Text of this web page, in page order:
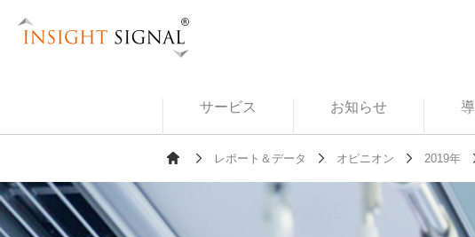
サービス お知らせ
me
レポート＆データ オピニオン 2019年